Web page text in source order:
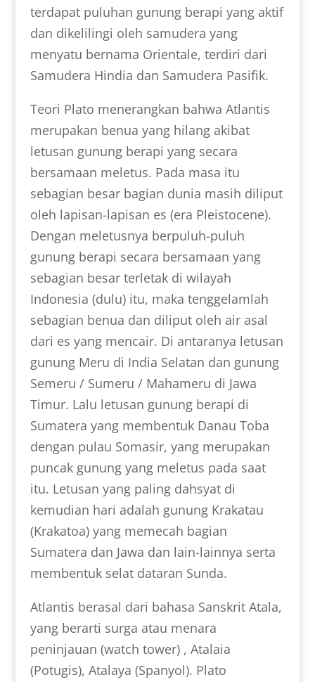
terdapat puluhan gunung berapi yang aktif
dan dikelilingi oleh samudera yang
menyatu bernama Orientale, terdiri dari
Samudera Hindia dan Samudera Pasifik.
Teori Plato menerangkan bahwa Atlantis
merupakan benua yang hilang akibat
letusan gunung berapi yang secara
bersamaan meletus. Pada masa itu
sebagian besar bagian dunia masih diliput
oleh lapisan-lapisan es (era Pleistocene).
Dengan meletusnya berpuluh-puluh
gunung berapi secara bersamaan yang
sebagian besar terletak di wilayah
Indonesia (dulu) itu, maka tenggelamlah
sebagian benua dan diliput oleh air asal
dari es yang mencair. Di antaranya letusan
gunung Meru di India Selatan dan gunung
Semeru / Sumeru / Mahameru di Jawa
Timur. Lalu letusan gunung berapi di
Sumatera yang membentuk Danau Toba
dengan pulau Somasir, yang merupakan
puncak gunung yang meletus pada saat
itu. Letusan yang paling dahsyat di
kemudian hari adalah gunung Krakatau
(Krakatoa) yang memecah bagian
Sumatera dan Jawa dan lain-lainnya serta
membentuk selat dataran Sunda.
Atlantis berasal dari bahasa Sanskrit Atala,
yang berarti surga atau menara
peninjauan (watch tower) , Atalaia
(Potugis), Atalaya (Spanyol). Plato